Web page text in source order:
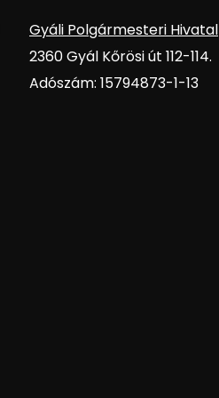
Gyáli Polgármesteri Hivatal
2360 Gyál Kőrösi út 112-114.
Adószám: 15794873-1-13